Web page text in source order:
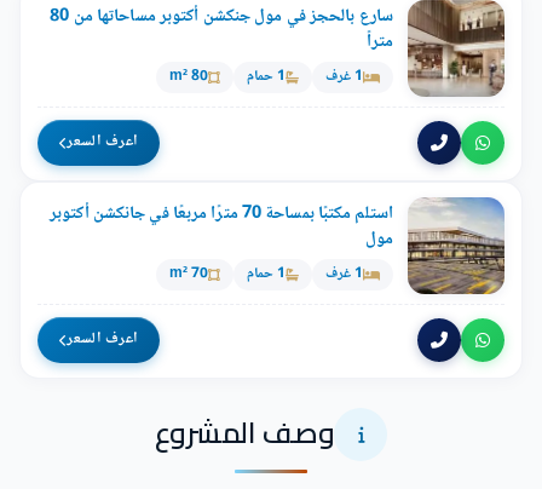
سارع بالحجز في مول جنكشن أكتوبر مساحاتها من 80
متراً
1 غرف 1 حمام 80 m²
اعرف السعر
استلم مكتبًا بمساحة 70 مترًا مربعًا في جانكشن أكتوبر
مول
1 غرف 1 حمام 70 m²
اعرف السعر
وصف المشروع